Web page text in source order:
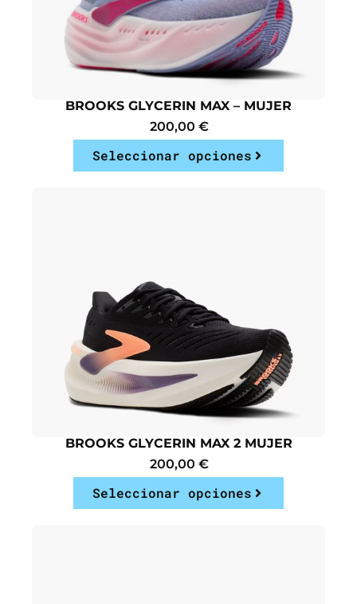
BROOKS GLYCERIN MAX – MUJER
200,00 €
Seleccionar opciones
BROOKS GLYCERIN MAX 2 MUJER
200,00 €
Seleccionar opciones